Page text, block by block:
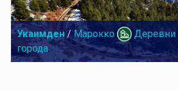
Укаимден/ Марокко
Деревни
города